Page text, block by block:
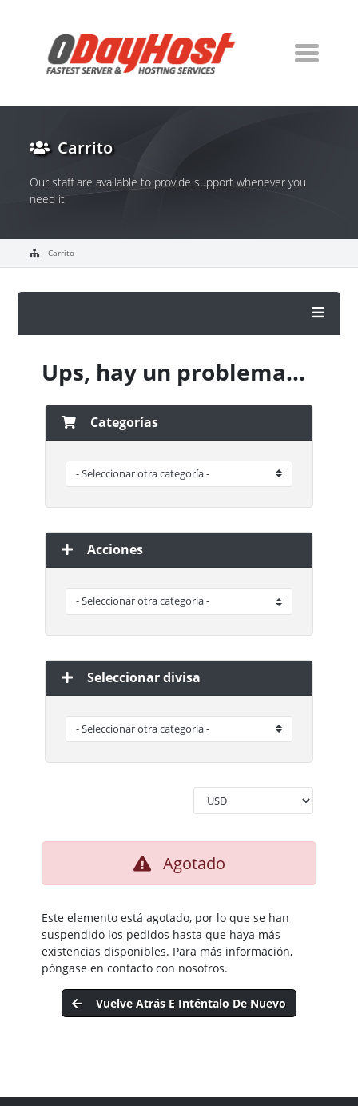
Carrito
Our staff are available to provide support whenever you
need it
Carrito
Ups, hay un problema...
Categorías
Acciones
Seleccionar divisa
Agotado
Este elemento está agotado, por lo que se han
suspendido los pedidos hasta que haya más
existencias disponibles. Para más información,
póngase en contacto con nosotros.
Vuelve Atrás E Inténtalo De Nuevo